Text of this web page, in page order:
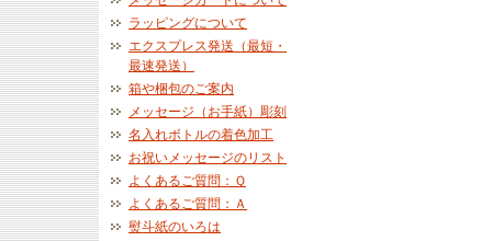
ラッピングについて
エクスプレス発送（最短・
最速発送）
箱や梱包のご案内
メッセージ（お手紙）彫刻
名入れボトルの着色加工
お祝いメッセージのリスト
よくあるご質問：Ｑ
よくあるご質問：Ａ
熨斗紙のいろは